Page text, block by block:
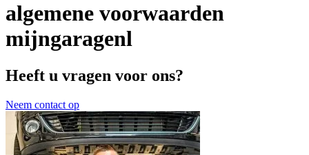
algemene voorwaarden
mijngaragenl
Heeft u vragen voor ons?
Neem contact op